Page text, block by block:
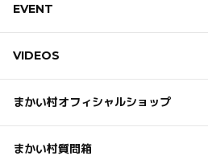
EVENT
VIDEOS
まかい村オフィシャルショップ
まかい村質問箱